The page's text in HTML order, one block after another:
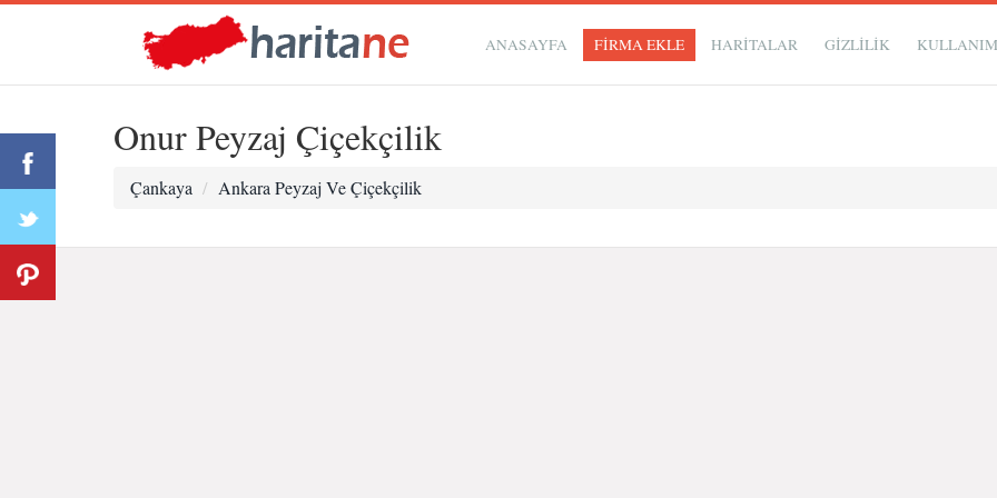
ANASAYFA FİRMA EKLE HARİTALAR GIZLILIK
Onur Peyzaj Çiçekçilik
Çankaya Ankara Peyzaj Ve Çiçekçilik